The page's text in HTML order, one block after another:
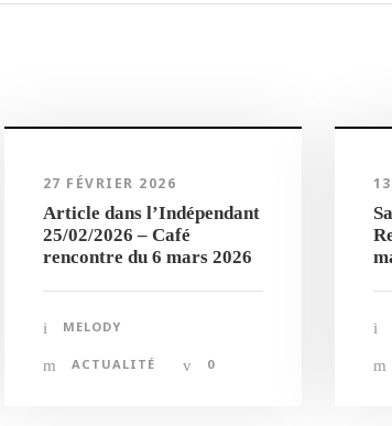
27 FÉVRIER 2026
Article dans l’Indépendant
25/02/2026 – Café
rencontre du 6 mars 2026
MELODY
ACTUALITÉ 0